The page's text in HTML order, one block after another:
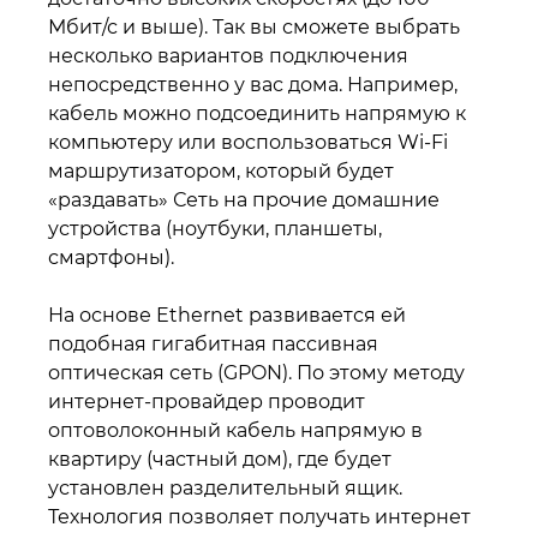
Мбит/с и выше). Так вы сможете выбрать
несколько вариантов подключения
непосредственно у вас дома. Например,
кабель можно подсоединить напрямую к
компьютеру или воспользоваться Wi-Fi
маршрутизатором, который будет
«раздавать» Сеть на прочие домашние
устройства (ноутбуки, планшеты,
смартфоны).
На основе Ethernet развивается ей
подобная гигабитная пассивная
оптическая сеть (GPON). По этому методу
интернет-провайдер проводит
оптоволоконный кабель напрямую в
квартиру (частный дом), где будет
установлен разделительный ящик.
Технология позволяет получать интернет